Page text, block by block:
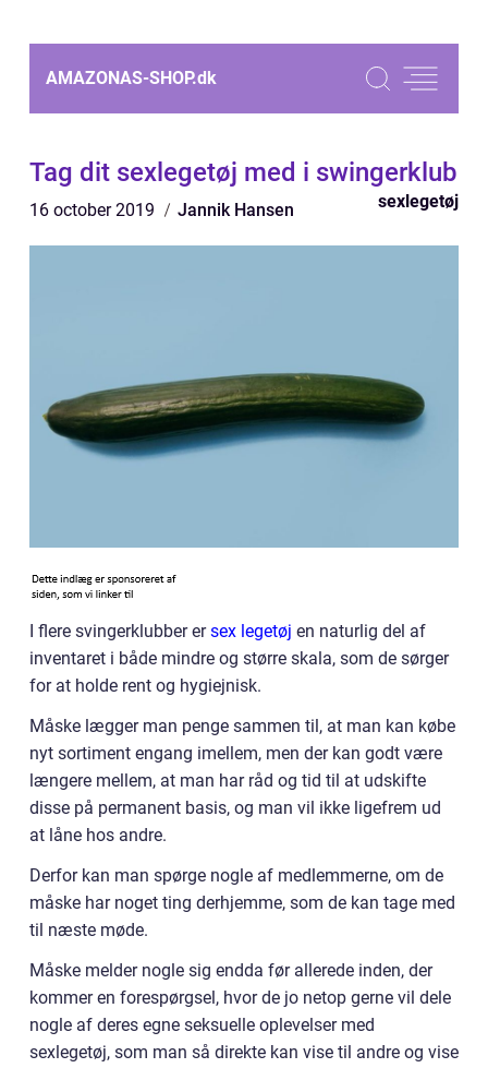
AMAZONAS-SHOP.dk
Tag dit sexlegetøj med i swingerklub
16 october 2019 Jannik Hansen sexlegetøj
I flere svingerklubber ersex legetøj en naturlig del af
inventaret i både mindre og større skala, som de sørger
for at holde rent og hygiejnisk.
Måske lægger man penge sammen til, at man kan købe
nyt sortiment engang imellem, men der kan godt være
længere mellem, at man har råd og tid til at udskifte
disse på permanent basis, og man vil ikke ligefrem ud
at låne hos andre.
Derfor kan man spørge nogle af medlemmerne, om de
måske har noget ting derhjemme, som de kan tage med
til næste møde.
Måske melder nogle sig endda før allerede inden, der
kommer en forespørgsel, hvor de jo netop gerne vil dele
nogle af deres egne seksuelle oplevelser med
sexlegetøj, som man så direkte kan vise til andre og vise